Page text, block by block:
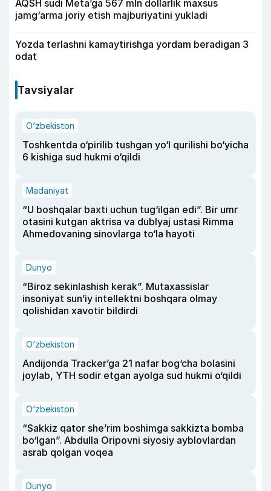
AQSH sudi Meta’ga 567 mln dollarlik maxsus
jamg‘arma joriy etish majburiyatini yukladi
Yozda terlashni kamaytirishga yordam beradigan 3
odat
Tavsiyalar
O‘zbekiston
Toshkentda o‘pirilib tushgan yo‘l qurilishi bo‘yicha
6 kishiga sud hukmi o‘qildi
Madaniyat
“U boshqalar baxti uchun tug‘ilgan edi”. Bir umr
otasini kutgan aktrisa va dublyaj ustasi Rimma
Ahmedovaning sinovlarga to‘la hayoti
Dunyo
“Biroz sekinlashish kerak”. Mutaxassislar
insoniyat sun’iy intellektni boshqara olmay
qolishidan xavotir bildirdi
O‘zbekiston
Andijonda Tracker’ga 21 nafar bog‘cha bolasini
joylab, YTH sodir etgan ayolga sud hukmi o‘qildi
O‘zbekiston
“Sakkiz qator she’rim boshimga sakkizta bomba
bo‘lgan”. Abdulla Oripovni siyosiy ayblovlardan
asrab qolgan voqea
Dunyo